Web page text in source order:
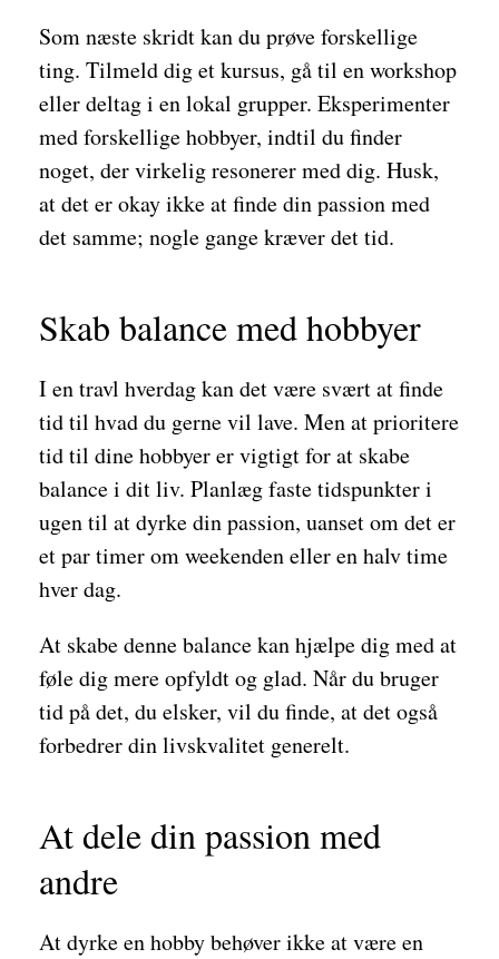
Som næste skridt kan du prøve forskellige
ting. Tilmeld dig et kursus, gå til en workshop
eller deltag i en lokal grupper. Eksperimenter
med forskellige hobbyer, indtil du finder
noget, der virkelig resonerer med dig. Husk,
at det er okay ikke at finde din passion med
det samme; nogle gange kræver det tid.
Skab balance med hobbyer
I en travl hverdag kan det være svært at finde
tid til hvad du gerne vil lave. Men at prioritere
tid til dine hobbyer er vigtigt for at skabe
balance i dit liv. Planlæg faste tidspunkter i
ugen til at dyrke din passion, uanset om det er
et par timer om weekenden eller en halv time
hver dag.
At skabe denne balance kan hjælpe dig med at
føle dig mere opfyldt og glad. Når du bruger
tid på det, du elsker, vil du finde, at det også
forbedrer din livskvalitet generelt.
At dele din passion med
andre
At dyrke en hobby behøver ikke at være en